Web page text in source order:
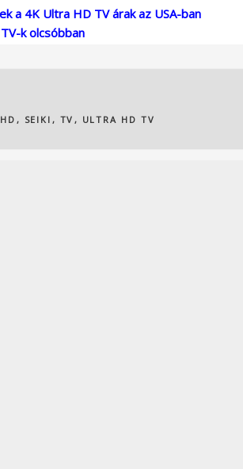
a 4K Ultra HD TV árak az USA-ban
k olcsóbban
, SEIKI , TV , ULTRA HD TV